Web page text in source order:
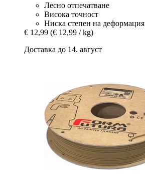
Лесно отпечатване
Висока точност
Ниска степен на деформация
€ 12,99 (€ 12,99 / kg)
Доставка до 14. август